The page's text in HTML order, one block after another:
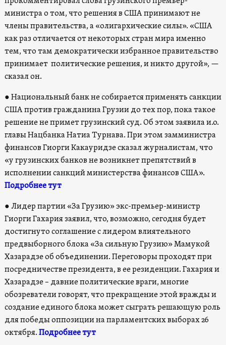
министра о том, что решения в США принимают не
члены правительства, а «олигархические силы». «США
как раз отличается от некоторых стран мира именно
тем, что там демократически избранное правительство
принимает политические решения, и никто другой», —
сказал он.
● Национальный банк не собирается применять санкции
США против гражданина Грузии до тех пор, пока такое
решение не примет грузинский суд. Об этом заявила и.о.
главы Нацбанка Натиа Турнава. При этом замминистра
финансов Гиорги Какауридзе сказал журналистам, что
«у грузинских банков не возникнет препятствий в
исполнении санкций министерства финансов США».
Подробнее тут
● Лидер партии «За Грузию» экс-премьер-министр
Гиорги Гахария заявил, что, возможно, сегодня будет
достигнуто соглашение с лидером влиятельного
предвыборного блока «За сильную Грузию» Мамукой
Хазарадзе об объединении. Переговоры проходят при
посредничестве президента, в ее резиденции. Гахария и
Хазарадзе – давние политические враги, многие
обозреватели говорят, что прекращение этой вражды и
создание единого блока может сыграть решающую роль
для победы оппозиции на парламентских выборах 26
октября. Подробнее тут